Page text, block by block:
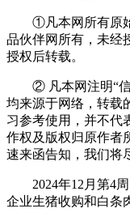
①凡本网所有原始/
品伙伴网所有，未经
授权后转载。
② 凡本网注明“信
均来源于网络，转载
习参考使用，并不代
作权及版权归原作者
速来函告知，我们将
2024年12月第4周
企业生猪收购和白条